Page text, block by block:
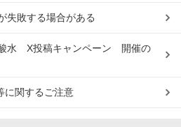
失敗する場合がある
水 X投稿キャンペーン 開催の
に関するご注意